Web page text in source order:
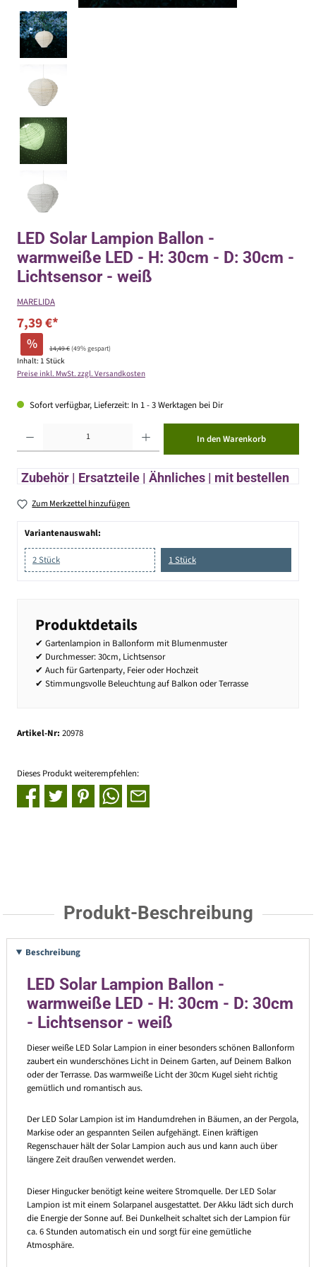
LED Solar Lampion Ballon -
warmweiße LED - H: 30cm - D: 30cm -
Lichtsensor - weiß
MARELIDA
7,39 €*
% 14,49 €(49% gespart)
Inhalt: 1 Stück
Preise inkl. MwSt. zzgl. Versandkosten
Sofort verfügbar, Lieferzeit: In 1 - 3 Werktagen bei Dir
In den Warenkorb
Zubehör | Ersatzteile | Ähnliches | mit bestellen
Zum Merkzettel hinzufügen
Variantenauswahl:
2 Stück 1 Stück
Produktdetails
✔ Gartenlampion in Ballonform mit Blumenmuster
✔ Durchmesser: 30cm, Lichtsensor
✔ Auch für Gartenparty, Feier oder Hochzeit
✔ Stimmungsvolle Beleuchtung auf Balkon oder Terrasse
Artikel-Nr: 20978
Dieses Produkt weiterempfehlen:
Produkt-Beschreibung
Beschreibung
LED Solar Lampion Ballon -
warmweiße LED - H: 30cm - D: 30cm
- Lichtsensor - weiß
Dieser weiße LED Solar Lampion in einer besonders schönen Ballonform
zaubert ein wunderschönes Licht in Deinem Garten, auf Deinem Balkon
oder der Terrasse. Das warmweiße Licht der 30cm Kugel sieht richtig
gemütlich und romantisch aus.
Der LED Solar Lampion ist im Handumdrehen in Bäumen, an der Pergola,
Markise oder an gespannten Seilen aufgehängt. Einen kräftigen
Regenschauer hält der Solar Lampion auch aus und kann auch über
längere Zeit draußen verwendet werden.
Dieser Hingucker benötigt keine weitere Stromquelle. Der LED Solar
Lampion ist mit einem Solarpanel ausgestattet. Der Akku lädt sich durch
die Energie der Sonne auf. Bei Dunkelheit schaltet sich der Lampion für
ca. 6 Stunden automatisch ein und sorgt für eine gemütliche
Atmosphäre.